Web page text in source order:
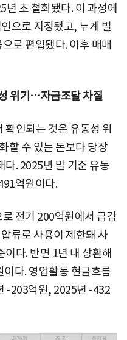
초 철회됐다. 이 과정에
으로 지정됐고, 누계 벌
로 편입됐다. 이후 매매
위기…자금조달 차질
인되는 것은 유동성 위
할 수 있는 돈보다 당장
다. 2025년 말 기준 유동
억원이다.
전기 200억원에서 급감
류로 사용이 제한돼 사
다. 반면 1년 내 상환해
다. 영업활동 현금흐름
-203억원, 2025년 -432